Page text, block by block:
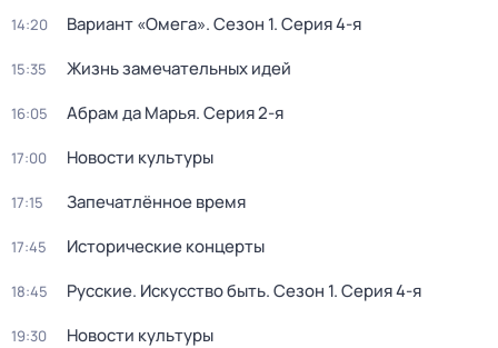
14:20 Вариант «Омега». Сезон 1. Серия 4-я
15:35 Жизнь замечательных идей
16:05 Абрам да Марья. Серия 2-я
17:00 Новости культуры
17:15 Запечатлённое время
17:45 Исторические концерты
18:45 Русские. Искусство быть. Сезон 1. Серия 4-я
19:30 Новости культуры